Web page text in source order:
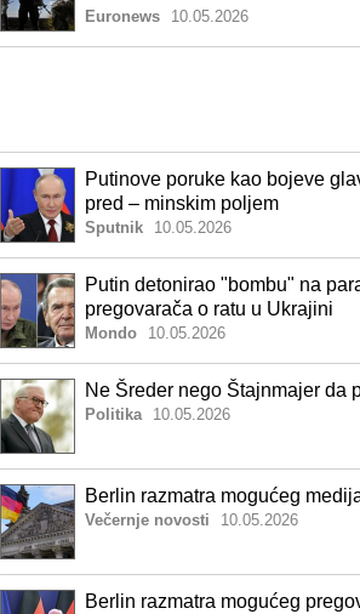
Euronews 10.05.2026
Putinove poruke kao bojeve
pred – minskim poljem
Sputnik 10.05.2026
Putin detonirao "bombu" na
pregovarača o ratu u Ukrajini
Mondo 10.05.2026
Ne Šreder nego Štajnmajer da
Politika 10.05.2026
Berlin razmatra mogućeg
Večernje novosti 10.05.2026
Berlin razmatra mogućeg